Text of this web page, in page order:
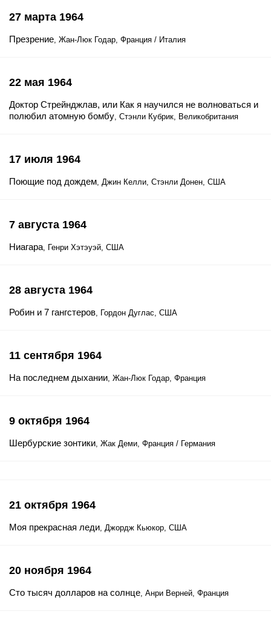
27 марта 1964
Презрение, Жан-Люк Годар, Франция / Италия
22 мая 1964
Доктор Стрейнджлав, или Как я научился не волноваться и
полюбил атомную бомбу, Стэнли Кубрик, Великобритания
17 июля 1964
Поющие под дождем, Джин Келли, Стэнли Донен, США
7 августа 1964
Ниагара, Генри Хэтэуэй, США
28 августа 1964
Робин и 7 гангстеров, Гордон Дуглас, США
11 сентября 1964
На последнем дыхании, Жан-Люк Годар, Франция
9 октября 1964
Шербурские зонтики, Жак Деми, Франция / Германия
21 октября 1964
Моя прекрасная леди, Джордж Кьюкор, США
20 ноября 1964
Сто тысяч долларов на солнце, Анри Верней, Франция